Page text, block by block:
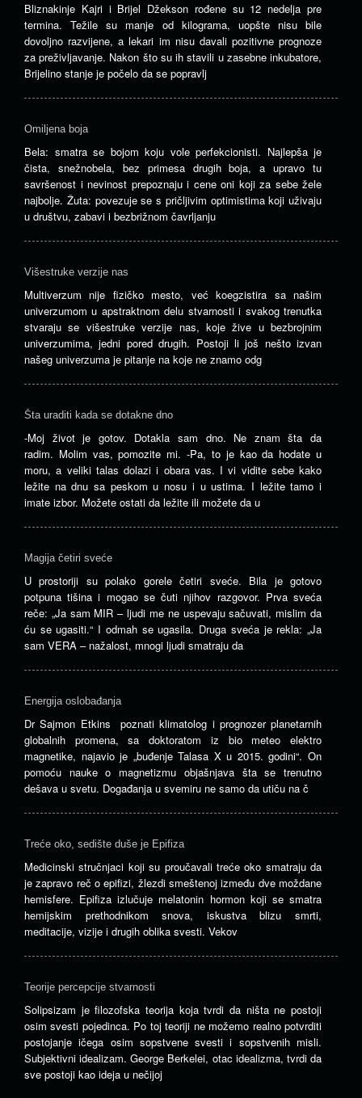
Bliznakinje Kajri i Brijel Džekson rođene su 12 nedelja pre
termina. Težile su manje od kilograma, uopšte nisu bile
dovoljno razvijene, a lekari im nisu davali pozitivne prognoze
za preživljavanje. Nakon što su ih stavili u zasebne inkubatore,
Brijelino stanje je počelo da se popravlj
Omiljena boja
Bela: smatra se bojom koju vole perfekcionisti. Najlepša je
čista, snežnobela, bez primesa drugih boja, a upravo tu
savršenost i nevinost prepoznaju i cene oni koji za sebe žele
najbolje. Žuta: povezuje se s pričljivim optimistima koji uživaju
u društvu, zabavi i bezbrižnom čavrljanju
Višestruke verzije nas
Multiverzum nije fizičko mesto, već koegzistira sa našim
univerzumom u apstraktnom delu stvarnosti i svakog trenutka
stvaraju se višestruke verzije nas, koje žive u bezbrojnim
univerzumima, jedni pored drugih. Postoji li još nešto izvan
našeg univerzuma je pitanje na koje ne znamo odg
Šta uraditi kada se dotakne dno
-Moj život je gotov. Dotakla sam dno. Ne znam šta da
radim. Molim vas, pomozite mi. -Pa, to je kao da hodate u
moru, a veliki talas dolazi i obara vas. I vi vidite sebe kako
ležite na dnu sa peskom u nosu i u ustima. I ležite tamo i
imate izbor. Možete ostati da ležite ili možete da u
Magija četiri sveće
U prostoriji su polako gorele četiri sveće. Bila je gotovo
potpuna tišina i mogao se čuti njihov razgovor. Prva sveća
reče: „Ja sam MIR – ljudi me ne uspevaju sačuvati, mislim da
ću se ugasiti.“ I odmah se ugasila. Druga sveća je rekla: „Ja
sam VERA – nažalost, mnogi ljudi smatraju da
Energija oslobađanja
Dr Sajmon Etkins poznati klimatolog i prognozer planetarnih
globalnih promena, sa doktoratom iz bio meteo elektro
magnetike, najavio je „buđenje Talasa X u 2015. godini“. On
pomoću nauke o magnetizmu objašnjava šta se trenutno
dešava u svetu. Događanja u svemiru ne samo da utiču na č
Treće oko, sedište duše je Epifiza
Medicinski stručnjaci koji su proučavali treće oko smatraju da
je zapravo reč o epifizi, žlezdi smeštenoj između dve moždane
hemisfere. Epifiza izlučuje melatonin hormon koji se smatra
hemijskim prethodnikom snova, iskustva blizu smrti,
meditacije, vizije i drugih oblika svesti. Vekov
Teorije percepcije stvarnosti
Solipsizam je filozofska teorija koja tvrdi da ništa ne postoji
osim svesti pojedinca. Po toj teoriji ne možemo realno potvrditi
postojanje ičega osim sopstvene svesti i sopstvenih misli.
Subjektivni idealizam. George Berkelei, otac idealizma, tvrdi da
sve postoji kao ideja u nečijoj